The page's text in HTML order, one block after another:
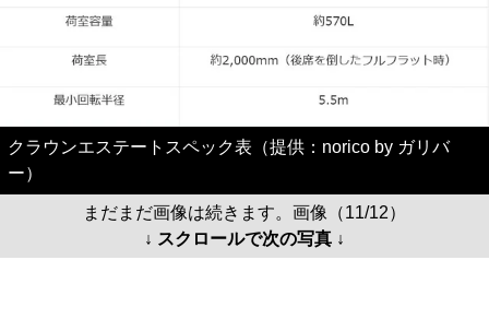
クラウンエステートスペック表（提供：norico by ガリバ
ー）
まだまだ画像は続きます。画像（11/12）
↓ スクロールで次の写真 ↓